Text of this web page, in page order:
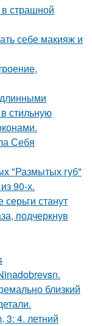
страшной
себе макияж и
стильную
Себя
"Размытых губ"
90-х.
станут
подчеркнув
близкий
3: 4. летний